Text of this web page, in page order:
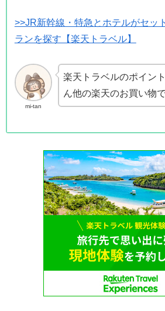
>>JR新幹線・特急とホテルがセッ
ランを探す【楽天トラベル】
mi-tan
楽天トラベルのポイン
ん他の楽天のお買い物